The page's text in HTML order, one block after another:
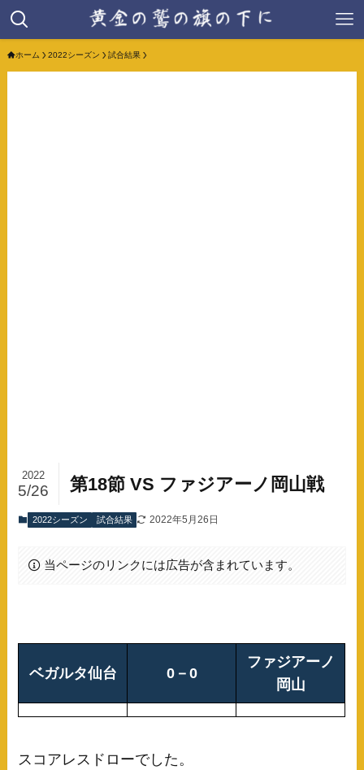
ホーム 2022シーズン 試合結果
第18節 VS ファジアーノ岡山戦
2022
5/26
2022シーズン 試合結果 2022年5月26日
当ページのリンクには広告が含まれています。
ベガルタ仙台 0－0
ファジアーノ
岡山
スコアレスドローでした。